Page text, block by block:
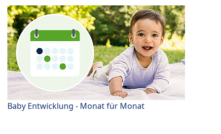
Baby Entwicklung - Monat für Monat